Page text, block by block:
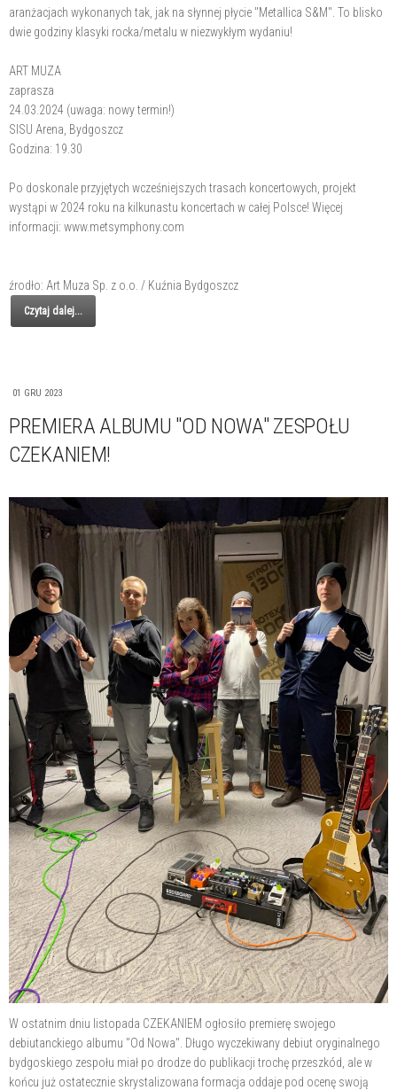
aranżacjach wykonanych tak, jak na słynnej płycie "Metallica S&M". To blisko
dwie godziny klasyki rocka/metalu w niezwykłym wydaniu!
ART MUZA
zaprasza
24.03.2024 (uwaga: nowy termin!)
SISU Arena, Bydgoszcz
Godzina: 19.30
Po doskonale przyjętych wcześniejszych trasach koncertowych, projekt
wystąpi w 2024 roku na kilkunastu koncertach w całej Polsce! Więcej
informacji: www.metsymphony.com
źrodło: Art Muza Sp. z o.o. / Kuźnia Bydgoszcz
Czytaj dalej...
01 GRU 2023
PREMIERA ALBUMU "OD NOWA" ZESPOŁU
CZEKANIEM!
W ostatnim dniu listopada CZEKANIEM ogłosiło premierę swojego
debiutanckiego albumu "Od Nowa". Długo wyczekiwany debiut oryginalnego
bydgoskiego zespołu miał po drodze do publikacji trochę przeszkód, ale w
końcu już ostatecznie skrystalizowana formacja oddaje pod ocenę swoją